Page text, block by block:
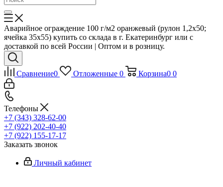
Аварийное ограждение 100 г/м2 оранжевый (рулон 1,2x50;
ячейка 35x55) купить со склада в г. Екатеринбург или с
доставкой по всей России | Оптом и в розницу.
Сравнение0 Отложенные 0 Корзина0 0
Телефоны
+7 (343) 328-62-00
+7 (922) 202-40-40
+7 (922) 155-17-17
Заказать звонок
Личный кабинет